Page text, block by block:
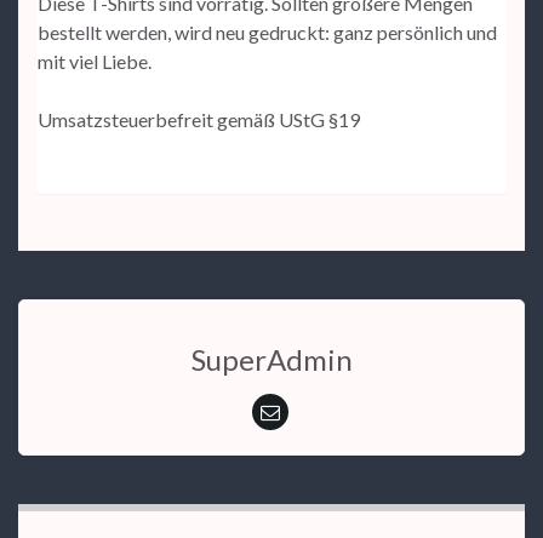
bestellt werden, wird neu gedruckt: ganz persönlich und
mit viel Liebe.
Umsatzsteuerbefreit gemäß UStG §19
SuperAdmin